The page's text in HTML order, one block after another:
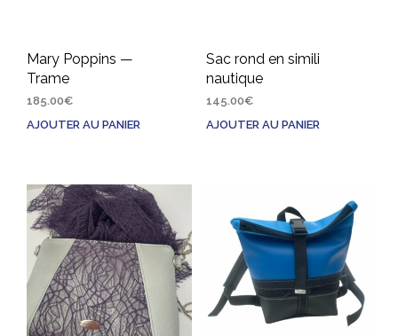
Mary Poppins —
Trame
185.00€
AJOUTER AU PANIER
Sac rond en simili
nautique
145.00€
AJOUTER AU PANIER